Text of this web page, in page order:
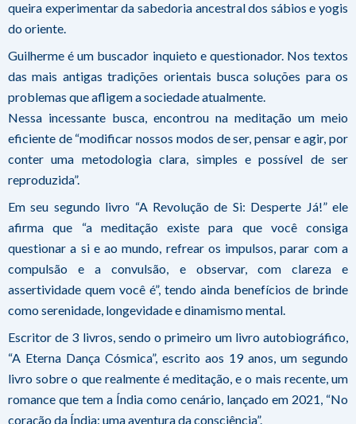
queira experimentar da sabedoria ancestral dos sábios e yogis
do oriente.
Guilherme é um buscador inquieto e questionador. Nos textos
das mais antigas tradições orientais busca soluções para os
problemas que afligem a sociedade atualmente.
Nessa incessante busca, encontrou na meditação um meio
eficiente de “modificar nossos modos de ser, pensar e agir, por
conter uma metodologia clara, simples e possível de ser
reproduzida”.
Em seu segundo livro “A Revolução de Si: Desperte Já!” ele
afirma que “a meditação existe para que você consiga
questionar a si e ao mundo, refrear os impulsos, parar com a
compulsão e a convulsão, e observar, com clareza e
assertividade quem você é”, tendo ainda benefícios de brinde
como serenidade, longevidade e dinamismo mental.
Escritor de 3 livros, sendo o primeiro um livro autobiográfico,
“A Eterna Dança Cósmica”, escrito aos 19 anos, um segundo
livro sobre o que realmente é meditação, e o mais recente, um
romance que tem a Índia como cenário, lançado em 2021, “No
coração da Índia: uma aventura da consciência”.